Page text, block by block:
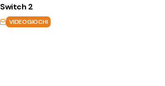
Switch 2
VIDEOGIOCHI